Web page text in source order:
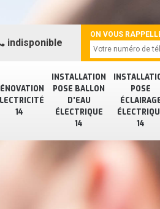
14
INSTALLATION
POSE BALLON
D'EAU
ÉLECTRIQUE
14
POSE
14
indisponible
ON VOUS